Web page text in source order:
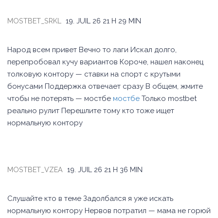
MOSTBET_SRKL 19. JUIL 26 21 H 29 MIN
Народ всем привет Вечно то лаги Искал долго,
перепробовал кучу вариантов Короче, нашел наконец
толковую контору — ставки на спорт с крутыми
бонусами Поддержка отвечает сразу В общем, жмите
чтобы не потерять — мостбе мостбе Только mostbet
реально рулит Перешлите тому кто тоже ищет
нормальную контору
MOSTBET_VZEA 19. JUIL 26 21 H 36 MIN
Слушайте кто в теме Задолбался я уже искать
нормальную контору Нервов потратил — мама не горюй